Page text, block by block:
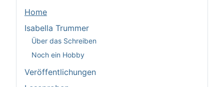
Home
Isabella Trummer
Über das Schreiben
Noch ein Hobby
Veröffentlichungen